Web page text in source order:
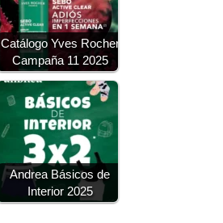
Catálogo Yves Rocher
Campaña 11 2025
Andrea Básicos de
Interior 2025